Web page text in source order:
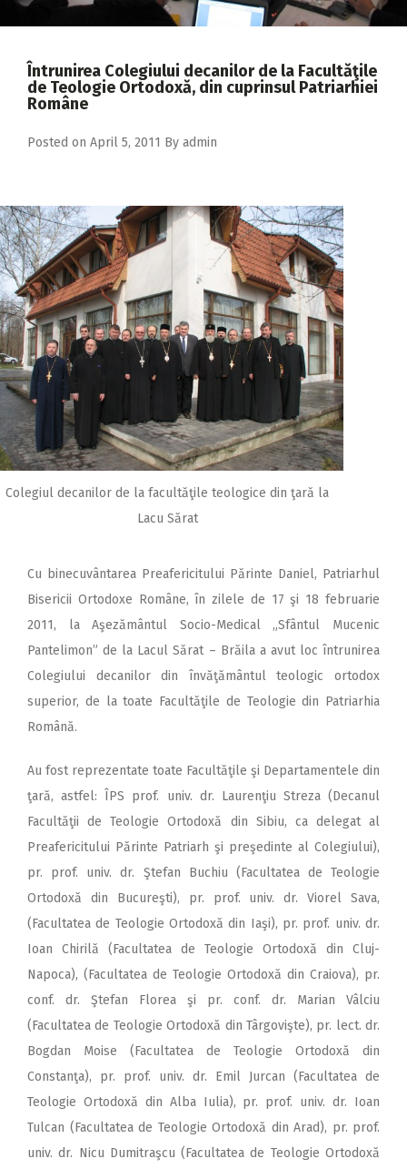
2018
2016
2015
2014
2012
2011
2010
2009
Întrunirea Colegiului decanilor de la Facultăţile
de Teologie Ortodoxă, din cuprinsul Patriarhiei
Române
Posted on April 5, 2011 By admin
Colegiul decanilor de la facultăţile teologice din ţară la
Lacu Sărat
Cu binecuvântarea Preafericitului Părinte Daniel, Patriarhul
Bisericii Ortodoxe Române, în zilele de 17 şi 18 februarie
2011, la Aşezământul Socio-Medical „Sfântul Mucenic
Pantelimon” de la Lacul Sărat – Brăila a avut loc întrunirea
Colegiului decanilor din învăţământul teologic ortodox
superior, de la toate Facultăţile de Teologie din Patriarhia
Română.
Au fost reprezentate toate Facultăţile şi Departamentele din
ţară, astfel: ÎPS prof. univ. dr. Laurenţiu Streza (Decanul
Facultăţii de Teologie Ortodoxă din Sibiu, ca delegat al
Preafericitului Părinte Patriarh şi preşedinte al Colegiului),
pr. prof. univ. dr. Ştefan Buchiu (Facultatea de Teologie
Ortodoxă din Bucureşti), pr. prof. univ. dr. Viorel Sava,
(Facultatea de Teologie Ortodoxă din Iaşi), pr. prof. univ. dr.
Ioan Chirilă (Facultatea de Teologie Ortodoxă din Cluj-
Napoca), (Facultatea de Teologie Ortodoxă din Craiova), pr.
conf. dr. Ştefan Florea şi pr. conf. dr. Marian Vâlciu
(Facultatea de Teologie Ortodoxă din Târgovişte), pr. lect. dr.
Bogdan Moise (Facultatea de Teologie Ortodoxă din
Constanţa), pr. prof. univ. dr. Emil Jurcan (Facultatea de
Teologie Ortodoxă din Alba Iulia), pr. prof. univ. dr. Ioan
Tulcan (Facultatea de Teologie Ortodoxă din Arad), pr. prof.
univ. dr. Nicu Dumitraşcu (Facultatea de Teologie Ortodoxă